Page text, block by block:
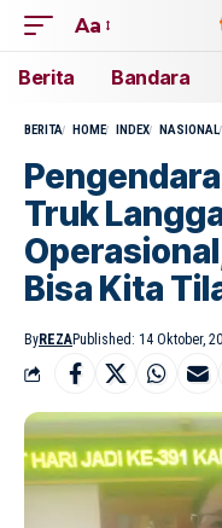
Aa
Berita Bandara
BERITA HOME INDEX NASIONAL
Truk
Bisa Kita
ByREZAPublished: 14 Oktober,